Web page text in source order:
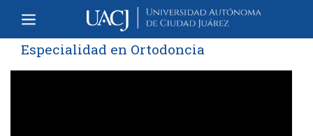
Especialidad en Ortodoncia